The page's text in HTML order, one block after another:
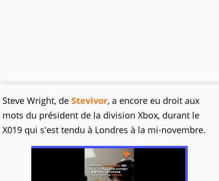
Steve Wright, de Stevivor, a encore eu droit aux
mots du président de la division Xbox, durant le
X019 qui s'est tendu à Londres à la mi-novembre.